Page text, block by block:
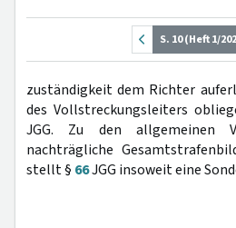
S. 10 (Heft 1/
zuständigkeit dem Richter
des Vollstreckungsleiters
JGG. Zu den allgemeinen
nachträgliche
stellt § 66JGG insoweit eine